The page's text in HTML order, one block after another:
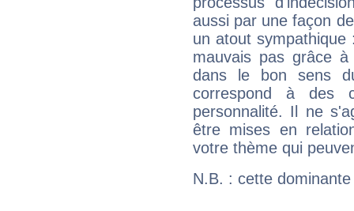
aussi par une façon
un atout
mauvais pas grâce
dans le bon sens
correspond à des
personnalité. Il ne
être mises en
votre thème qui
N.B. : cette